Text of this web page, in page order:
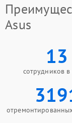
Asus
13
сотрудников в